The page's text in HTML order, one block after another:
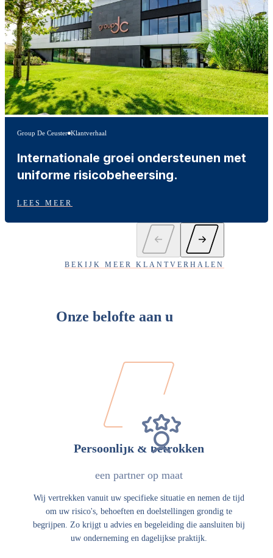
Group De Ceuster Klantverhaal
Internationale groei ondersteunen met
uniforme risicobeheersing.
LEES MEER
BEKIJK MEER KLANTVERHALEN
Onze belofte aan u
Persoonlijk & betrokken
een partner op maat
Wij vertrekken vanuit uw specifieke situatie en nemen de tijd
om uw risico's, behoeften en doelstellingen grondig te
begrijpen. Zo krijgt u advies en begeleiding die aansluiten bij
uw onderneming en dagelijkse praktijk.